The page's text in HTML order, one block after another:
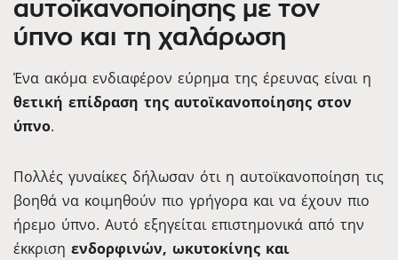
αυτοϊκανοποίησης με τον
ύπνο και τη χαλάρωση
Ένα ακόμα ενδιαφέρον εύρημα της έρευνας είναι η
θετική επίδραση της αυτοϊκανοποίησης στον
ύπνο.
Πολλές γυναίκες δήλωσαν ότι η αυτοϊκανοποίηση τις
βοηθά να κοιμηθούν πιο γρήγορα και να έχουν πιο
ήρεμο ύπνο. Αυτό εξηγείται επιστημονικά από την
έκκριση ενδορφινών, ωκυτοκίνης και